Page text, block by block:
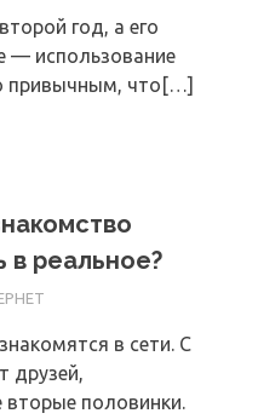
год, а его
— использование
привычным, что[…]
в реальное?
в сети. С
друзей,
половинки.